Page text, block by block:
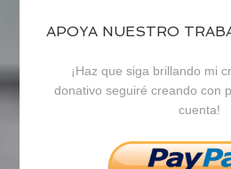
en en
APOYA NUESTRO
¡Haz que siga brillando mi
donativo seguiré creando con
cuenta!